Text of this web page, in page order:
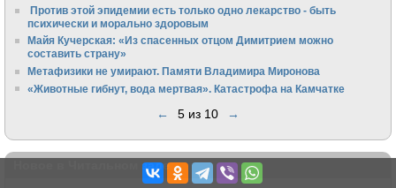
Против этой эпидемии есть только одно лекарство - быть
психически и морально здоровым
Майя Кучерская: «Из спасенных отцом Димитрием можно
составить страну»
Метафизики не умирают. Памяти Владимира Миронова
«Животные гибнут, вода мертвая». Катастрофа на Камчатке
← 5 из 10 →
Новое в Читальном зале